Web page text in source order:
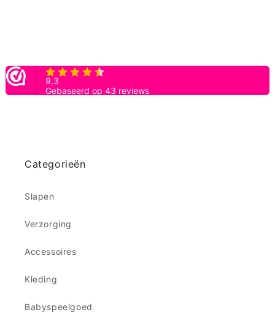
Categorieën
Slapen
Verzorging
Accessoires
Kleding
Babyspeelgoed